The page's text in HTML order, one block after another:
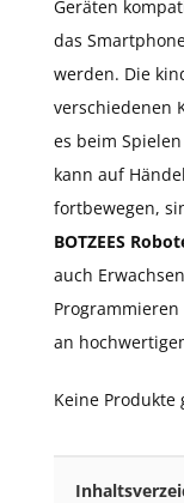
Geräten
das
werden. Die
verschiedenen
es beim
kann auf
fortbewegen,
BOTZEES
auch
an
Keine Produkte